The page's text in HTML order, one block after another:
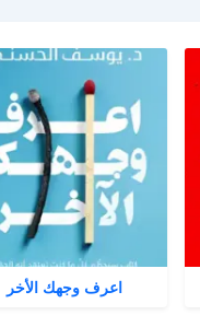
اعرف وجهك الأخر